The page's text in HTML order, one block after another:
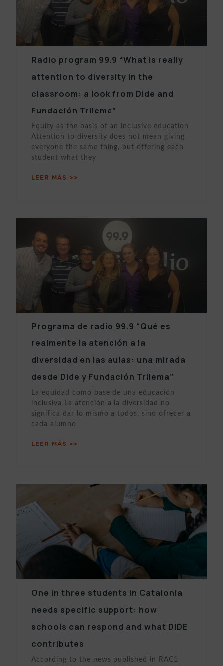
Radio program 99.9 “What is really
attention to diversity in the
classroom: a look from Dide and
Fundación Trilema”
Equity as the basis of an inclusive education
Attention to diversity does not mean giving
everyone the same thing, but offering each
student what they
LEER MÁS >>
Programa de radio 99.9 “Qué es
realmente la atención a la
diversidad en las aulas: una mirada
desde Dide y Fundación Trilema”
La equidad como base de una educación
inclusiva La atención a la diversidad no
significa dar lo mismo a todos, sino ofrecer a
cada alumno
LEER MÁS >>
One in three students in Catalonia
needs specific support: how
schools can respond and what DIDE
contributes
According to the news published in RAC1